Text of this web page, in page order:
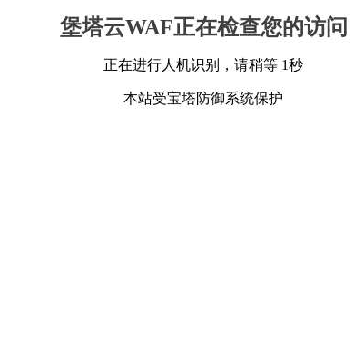
堡塔云WAF正在检查您的访问
正在进行人机识别，请稍等 1秒
本站受宝塔防御系统保护